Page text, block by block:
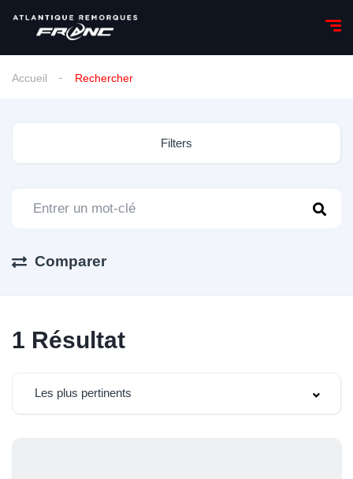
Accueil Rechercher
Filters
Comparer
1 Résultat
Les plus pertinents